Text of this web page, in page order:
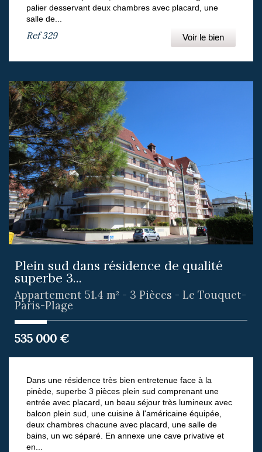
palier desservant deux chambres avec placard, une
salle de...
Ref329 Voir le bien
Plein sud dans résidence de qualité
superbe 3...
Appartement 51.4 m² - 3 Pièces - Le Touquet-
Paris-Plage
535 000 €
Dans une résidence très bien entretenue face à la
pinède, superbe 3 pièces plein sud comprenant une
entrée avec placard, un beau séjour très lumineux avec
balcon plein sud, une cuisine à l'américaine équipée,
deux chambres chacune avec placard, une salle de
bains, un wc séparé. En annexe une cave privative et
en...